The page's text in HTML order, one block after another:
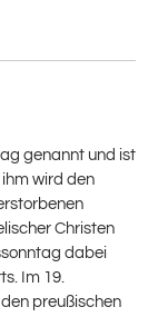
genannt und ist
wird den
Christen
dabei
Im 19.
preußischen